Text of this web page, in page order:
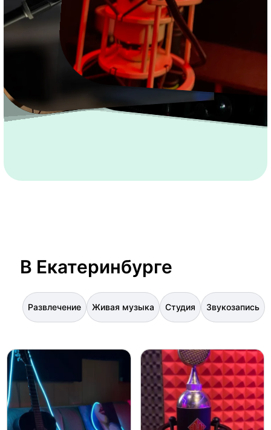
В Екатеринбурге
Развлечение Живая музыка Студия Звукозапись